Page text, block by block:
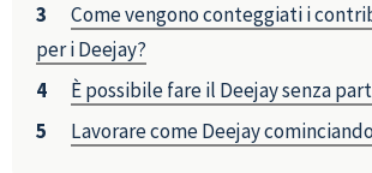
Come vengono conteggiati i
per i Deejay?
È possibile fare il Deejay senza
Lavorare come Deejay